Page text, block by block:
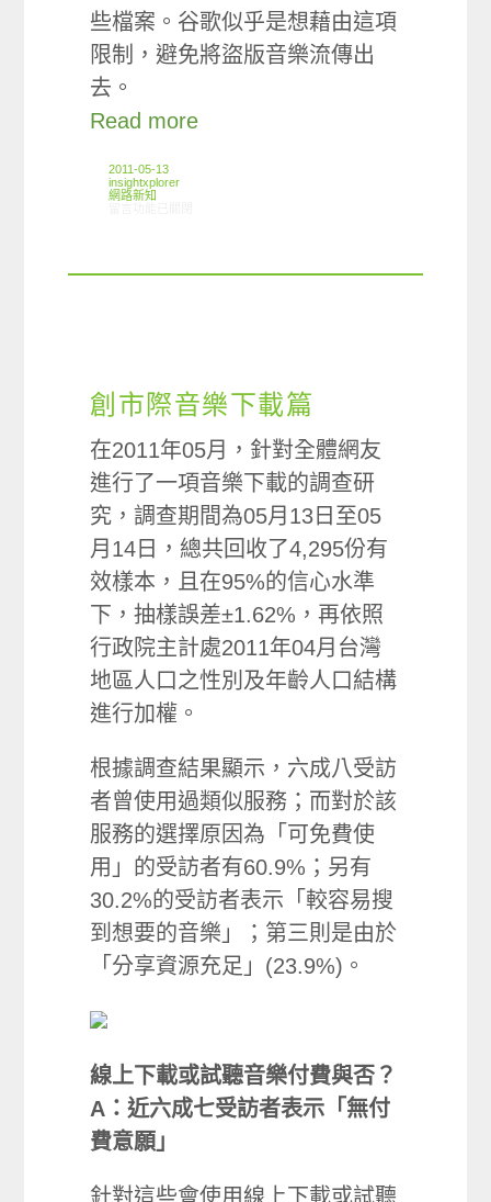
些檔案。谷歌似乎是想藉由這項
限制，避免將盜版音樂流傳出
去。
Read more
2011-05-13
insightxplorer
網路新知
創市際音樂下載篇
在2011年05月，針對全體網友
進行了一項音樂下載的調查研
究，調查期間為05月13日至05
月14日，總共回收了4,295份有
效樣本，且在95%的信心水準
下，抽樣誤差±1.62%，再依照
行政院主計處2011年04月台灣
地區人口之性別及年齡人口結構
進行加權。
根據調查結果顯示，六成八受訪
者曾使用過類似服務；而對於該
服務的選擇原因為「可免費使
用」的受訪者有60.9%；另有
30.2%的受訪者表示「較容易搜
到想要的音樂」；第三則是由於
「分享資源充足」(23.9%)。
線上下載或試聽音樂付費與否 ？
A：近六成七受訪者表示「無付
費意願」
針對這些會使用線上下載或試聽